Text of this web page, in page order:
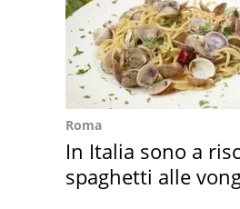
Roma
In Italia sono a
spaghetti alle